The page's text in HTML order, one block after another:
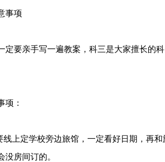
事项
要亲手写一遍教案，科三是大家擅长的科
：
定学校旁边旅馆，一定看好日期，再和
没房间订的。